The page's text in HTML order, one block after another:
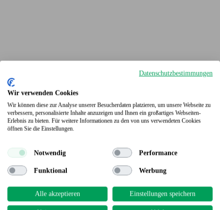
Terrassendielen
Datenschutzbestimmungen
Wir verwenden Cookies
Wir können diese zur Analyse unserer Besucherdaten platzieren, um unsere Webseite zu
verbessern, personalisierte Inhalte anzuzeigen und Ihnen ein großartiges Webseiten-
Erlebnis zu bieten. Für weitere Informationen zu den von uns verwendeten Cookies
öffnen Sie die Einstellungen.
Notwendig Performance
Funktional Werbung
Alle akzeptieren Einstellungen speichern